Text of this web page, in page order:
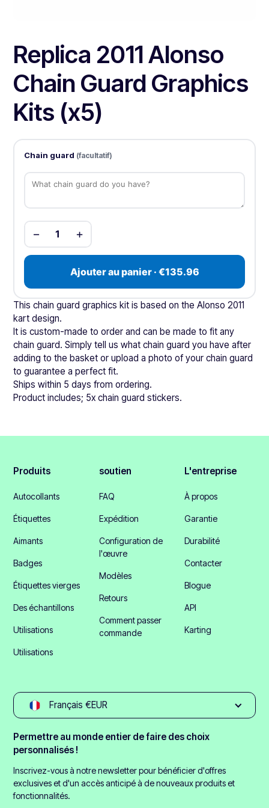
Replica 2011 Alonso
Chain Guard Graphics
Kits (x5)
Chain guard (facultatif)
− 1 +
Ajouter au panier · €135.96
This chain guard graphics kit is based on the Alonso 2011
kart design.
It is custom-made to order and can be made to fit any
chain guard. Simply tell us what chain guard you have after
adding to the basket or upload a photo of your chain guard
to guarantee a perfect fit.
Ships within 5 days from ordering.
Product includes; 5x chain guard stickers.
Produits
Autocollants
Étiquettes
Aimants
Badges
Étiquettes vierges
Des échantillons
Utilisations
Utilisations
soutien
FAQ
Expédition
Configuration de
l'œuvre
Modèles
Retours
Comment passer
commande
L'entreprise
À propos
Garantie
Durabilité
Contacter
Blogue
API
Karting
Français €EUR
Permettre au monde entier de faire des choix
personnalisés !
Inscrivez-vous à notre newsletter pour bénéficier d'offres
exclusives et d'un accès anticipé à de nouveaux produits et
fonctionnalités.